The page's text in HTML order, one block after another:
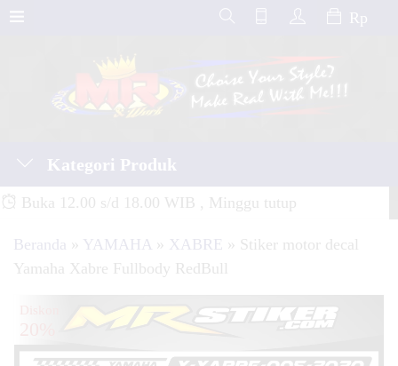
Rp
Kategori Produk
Buka 12.00 s/d 18.00 WIB , Minggu tutup
Beranda » YAMAHA » XABRE » Stiker motor decal
Yamaha Xabre Fullbody RedBull